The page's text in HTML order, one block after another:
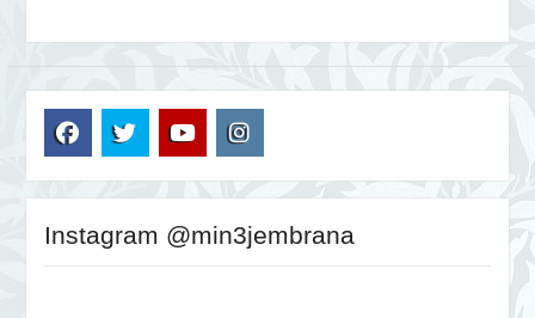
Instagram @min3jembrana